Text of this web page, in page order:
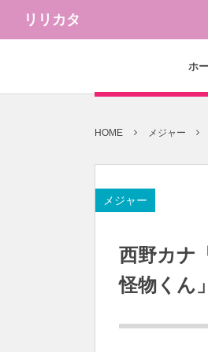
リリカタ
ホ
HOME メジャー
メジャー
西野カナ
怪物くん